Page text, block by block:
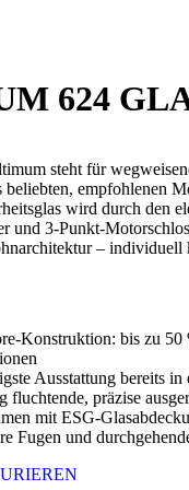
624
steht für
beliebten, empfohlenen
wird durch den
und 3-Punkt-
– individuell
Konstruktion: bis zu
Ausstattung bereits in
fluchtende, präzise
mit ESG-
Fugen und